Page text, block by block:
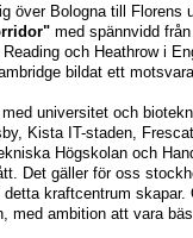
över Bologna till Florens
med spännvidd
och Heathrow i
bildat ett
med universitet och
Kista IT-staden,
Högskolan och
Det gäller för oss
kraftcentrum
med ambition att vara